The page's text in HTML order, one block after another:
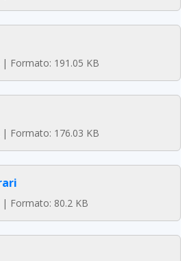
Formato: 191.05 KB
Formato: 176.03 KB
Formato: 80.2 KB